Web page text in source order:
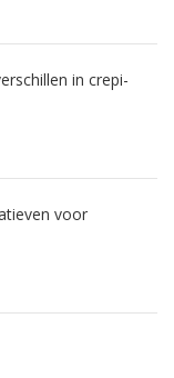
in crepi-
voor